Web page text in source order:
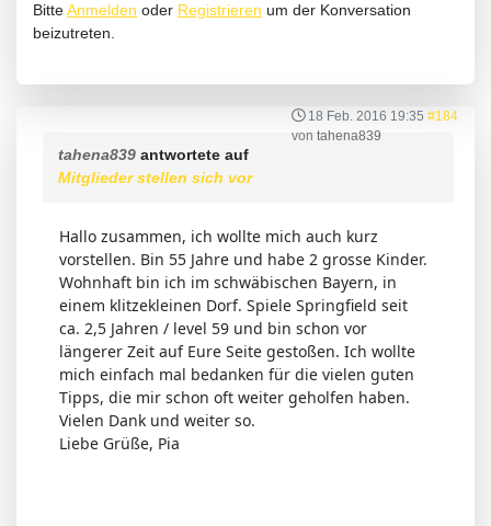
BitteAnmelden oder Registrieren um der Konversation
beizutreten.
18 Feb. 2016 19:35 #184
von tahena839
tahena839 antwortete auf
Mitglieder stellen sich vor
Hallo zusammen, ich wollte mich auch kurz
vorstellen. Bin 55 Jahre und habe 2 grosse Kinder.
Wohnhaft bin ich im schwäbischen Bayern, in
einem klitzekleinen Dorf. Spiele Springfield seit
ca. 2,5 Jahren / level 59 und bin schon vor
längerer Zeit auf Eure Seite gestoßen. Ich wollte
mich einfach mal bedanken für die vielen guten
Tipps, die mir schon oft weiter geholfen haben.
Vielen Dank und weiter so.
Liebe Grüße, Pia